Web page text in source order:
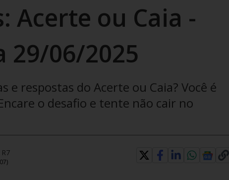
Acerte ou Caia -
29/06/2025
e respostas do Acerte ou Caia? Você é
o desafio e tente não cair no
)